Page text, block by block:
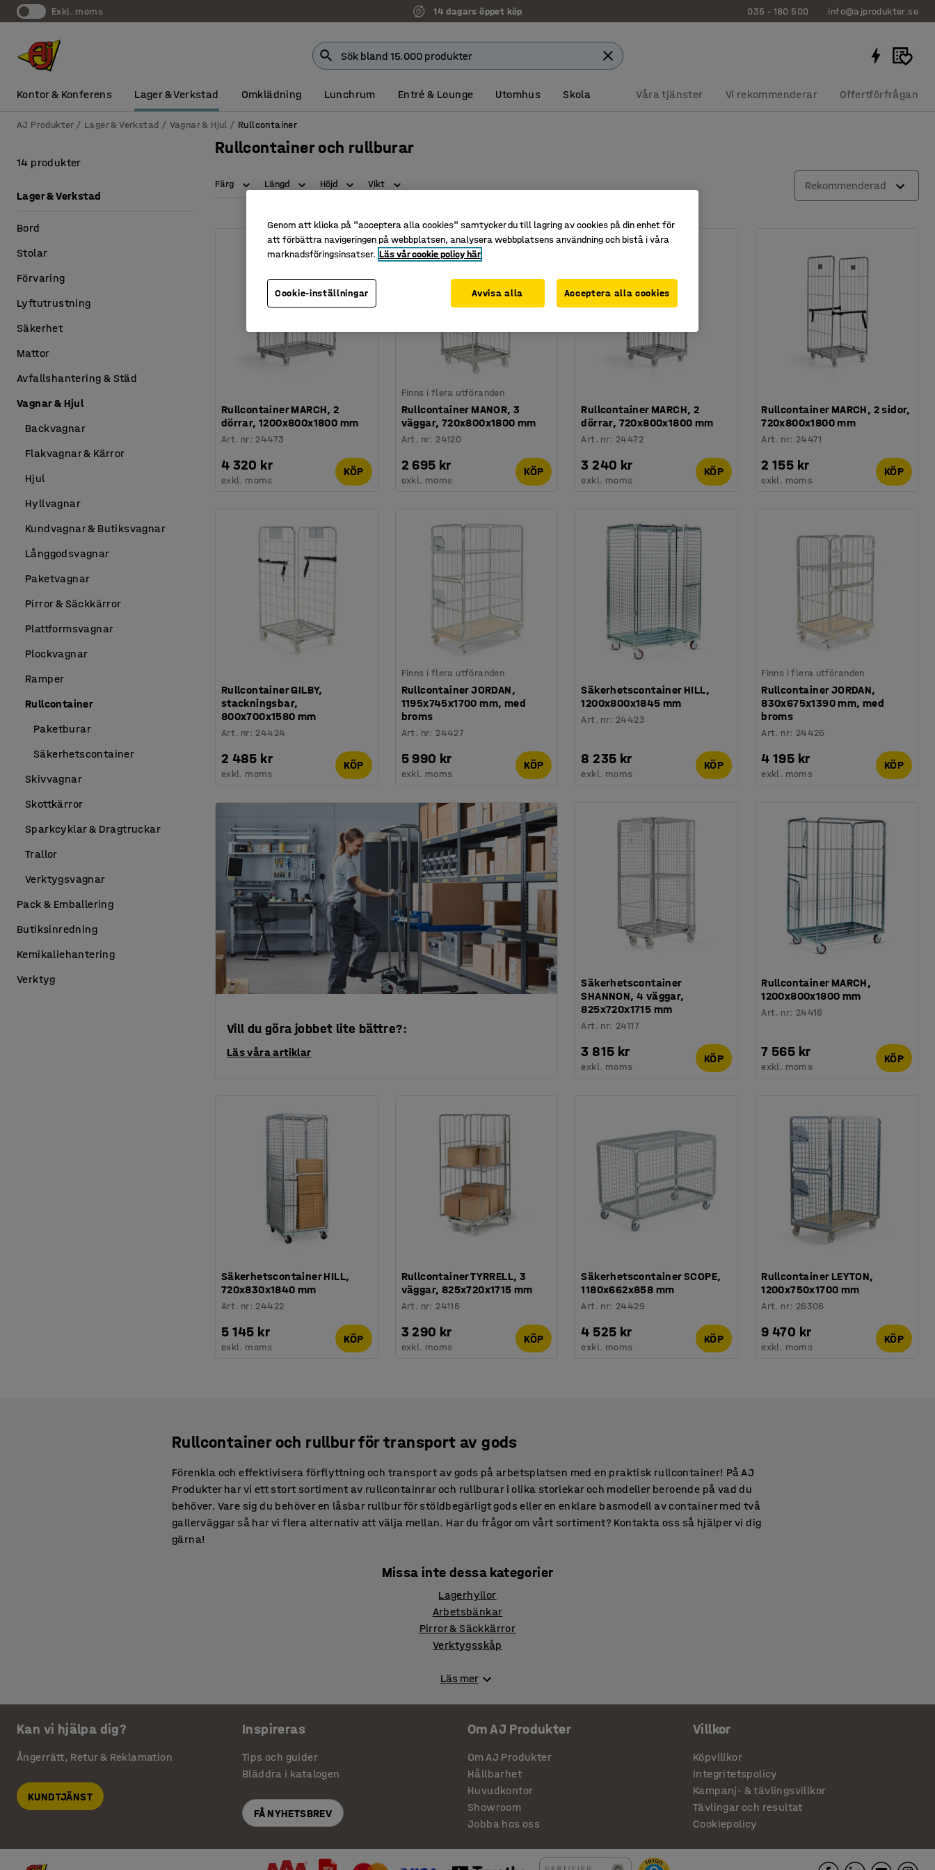
exkl. moms 14 dagars öppet köp 035 - 180 500 info@ajprodukter.se
Kontor & Konferens Lager & Verkstad Omklädning Lunchrum Entré & Lounge Utomhus Skola Våra tjänster Vi rekommenderar Offertförfrågan
AJ Produkter Lager & Verkstad Vagnar & Hjul Rullcontainer
Rullcontainer och rullburar
Färg Längd Höjd Vikt Rekommenderad
Rullcontainer MARCH, 2
dörrar, 1200x800x1800 mm
Art. nr: 24473
4 320 kr
exkl. moms
KÖP
Finns i flera utföranden
Rullcontainer MANOR, 3
väggar, 720x800x1800 mm
Art. nr: 24120
2 695 kr
exkl. moms
KÖP
Rullcontainer MARCH, 2
dörrar, 720x800x1800 mm
Art. nr: 24472
3 240 kr
exkl. moms
KÖP
Rullcontainer MARCH, 2 sidor,
720x800x1800 mm
Art. nr: 24471
2 155 kr
exkl. moms
KÖP
Rullcontainer GILBY,
stackningsbar,
800x700x1580 mm
Art. nr: 24424
2 485 kr
exkl. moms
KÖP
Finns i flera utföranden
Rullcontainer JORDAN,
1195x745x1700 mm, med
broms
Art. nr: 24427
5 990 kr
exkl. moms
KÖP
Säkerhetscontainer HILL,
1200x800x1845 mm
Art. nr: 24423
8 235 kr
exkl. moms
KÖP
Finns i flera utföranden
Rullcontainer JORDAN,
830x675x1390 mm, med
broms
Art. nr: 24426
4 195 kr
exkl. moms
KÖP
Vill du göra jobbet lite bättre?:
Läs våra artiklar
Säkerhetscontainer
SHANNON, 4 väggar,
825x720x1715 mm
Art. nr: 24117
3 815 kr
exkl. moms
KÖP
Rullcontainer MARCH,
1200x800x1800 mm
Art. nr: 24416
7 565 kr
exkl. moms
KÖP
Säkerhetscontainer HILL,
720x830x1840 mm
Art. nr: 24422
5 145 kr
exkl. moms
KÖP
Rullcontainer TYRRELL, 3
väggar, 825x720x1715 mm
Art. nr: 24116
3 290 kr
exkl. moms
KÖP
Säkerhetscontainer SCOPE,
1180x662x858 mm
Art. nr: 24429
4 525 kr
exkl. moms
KÖP
Rullcontainer LEYTON,
1200x750x1700 mm
Art. nr: 26306
9 470 kr
exkl. moms
KÖP
14 produkter
Lager & Verkstad
Bord
Stolar
Förvaring
Lyftutrustning
Säkerhet
Mattor
Avfallshantering & Städ
Vagnar & Hjul
Backvagnar
Flakvagnar & Kärror
Hjul
Hyllvagnar
Kundvagnar & Butiksvagnar
Långgodsvagnar
Paketvagnar
Pirror & Säckkärror
Plattformsvagnar
Plockvagnar
Ramper
Rullcontainer
Paketburar
Säkerhetscontainer
Skivvagnar
Skottkärror
Sparkcyklar & Dragtruckar
Trallor
Verktygsvagnar
Pack & Emballering
Butiksinredning
Kemikaliehantering
Verktyg
Rullcontainer och rullbur för transport av gods
Förenkla och effektivisera förflyttning och transport av gods på arbetsplatsen med en praktisk rullcontainer! På AJ
Produkter har vi ett stort sortiment av rullcontainrar och rullburar i olika storlekar och modeller beroende på vad du
behöver. Vare sig du behöver en låsbar rullbur för stöldbegärligt gods eller en enklare basmodell av container med två
gallerväggar så har vi flera alternativ att välja mellan. Har du frågor om vårt sortiment? Kontakta oss så hjälper vi dig
gärna!
Missa inte dessa kategorier
Lagerhyllor
Arbetsbänkar
Pirror & Säckkärror
Verktygsskåp
Läs mer
Kan vi hjälpa dig?
Ångerrätt, Retur & Reklamation
KUNDTJÄNST
Inspireras
Tips och guider
Bläddra i katalogen
FÅ NYHETSBREV
Om AJ Produkter
Om AJ Produkter
Hållbarhet
Huvudkontor
Showroom
Jobba hos oss
Villkor
Köpvillkor
Integritetspolicy
Kampanj- & tävlingsvillkor
Tävlingar och resultat
Cookiepolicy
Genom att klicka på "acceptera alla cookies" samtycker du till lagring av cookies på din enhet för
att förbättra navigeringen på webbplatsen, analysera webbplatsens användning och bistå i våra
marknadsföringsinsatser. Läs vår cookie policy här
Cookie-inställningar Avvisa alla Acceptera alla cookies